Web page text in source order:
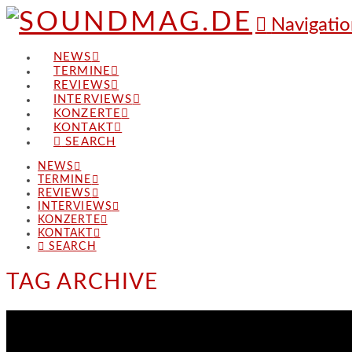
NEWS
TERMINE
REVIEWS
INTERVIEWS
KONZERTE
KONTAKT
SEARCH
NEWS
TERMINE
REVIEWS
INTERVIEWS
KONZERTE
KONTAKT
SEARCH
TAG ARCHIVE